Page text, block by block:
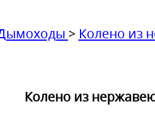
> Колено из
Колено из